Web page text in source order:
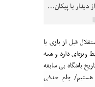
با پیکان...
قبل از بازی با
ویژه‌ای دارد و همه
باشگاه بی سابقه
جام حدفی